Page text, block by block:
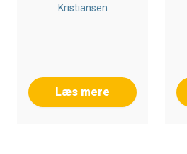
Kristiansen
Læs mere